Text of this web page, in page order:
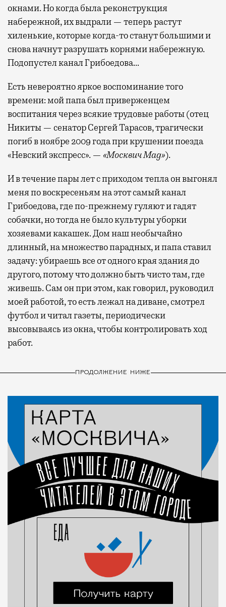
окнами. Но когда была реконструкция
набережной, их выдрали — теперь растут
хиленькие, которые когда-то станут большими и
снова начнут разрушать корнями набережную.
Подопустел канал Грибоедова…
Есть невероятно яркое воспоминание того
времени: мой папа был приверженцем
воспитания через всякие трудовые работы (отец
Никиты — сенатор Сергей Тарасов, трагически
погиб в ноябре 2009 года при крушении поезда
«Невский экспресс». — «Москвич Mag»).
И в течение пары лет с приходом тепла он выгонял
меня по воскресеньям на этот самый канал
Грибоедова, где по-прежнему гуляют и гадят
собачки, но тогда не было культуры уборки
хозяевами какашек. Дом наш необычайно
длинный, на множество парадных, и папа ставил
задачу: убираешь все от одного края здания до
другого, потому что должно быть чисто там, где
живешь. Сам он при этом, как говорил, руководил
моей работой, то есть лежал на диване, смотрел
футбол и читал газеты, периодически
высовываясь из окна, чтобы контролировать ход
работ.
ПРОДОЛЖЕНИЕ НИЖЕ